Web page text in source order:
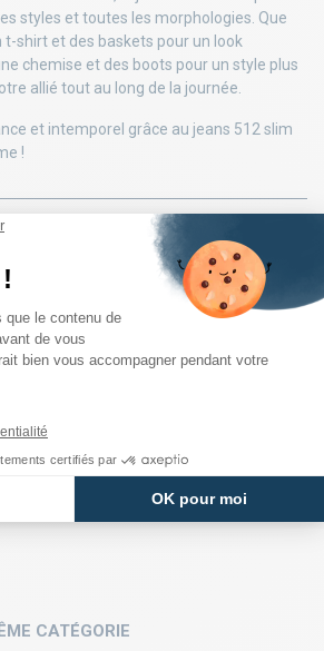
styles et toutes les morphologies. Que
t-shirt et des baskets pour un look
chemise et des boots pour un style plus
allié tout au long de la journée.
et intemporel grâce au jeans 512 slim
!
CATÉGORIE